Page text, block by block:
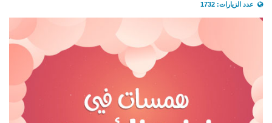
عدد الزيارات: 1732